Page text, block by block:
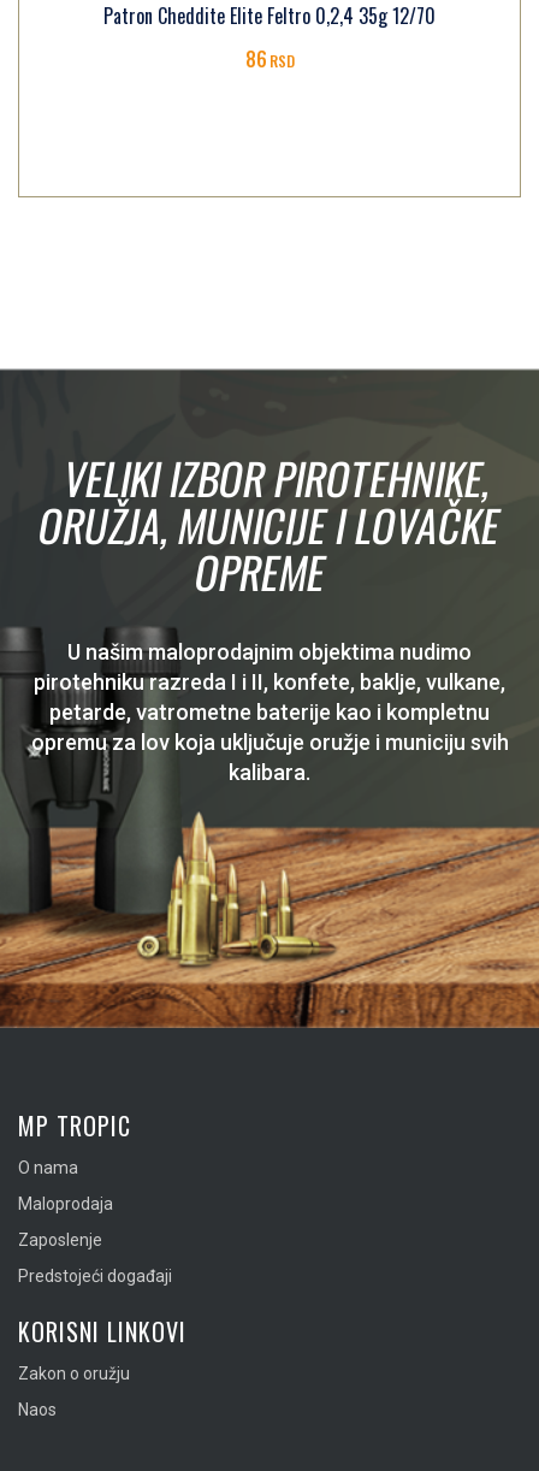
Patron Cheddite Elite Feltro 0,2,4 35g 12/70
86RSD
VELIKI IZBOR PIROTEHNIKE,
ORUŽJA, MUNICIJE I LOVAČKE
OPREME
U našim maloprodajnim objektima nudimo
pirotehniku razreda I i II, konfete, baklje, vulkane,
petarde, vatrometne baterije kao i kompletnu
opremu za lov koja uključuje oružje i municiju svih
kalibara.
MP TROPIC
O nama
Maloprodaja
Zaposlenje
Predstojeći događaji
KORISNI LINKOVI
Zakon o oružju
Naos